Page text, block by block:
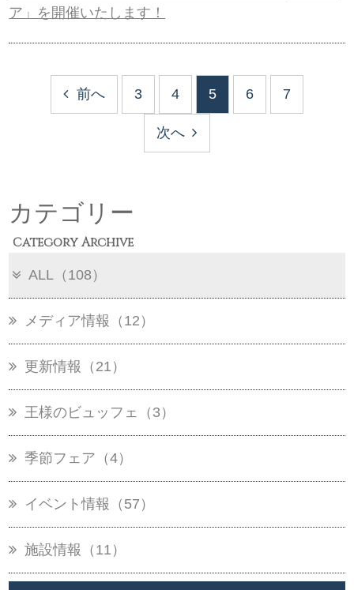
ア」を開催いたします！
前へ 3 4 5 6 7
次へ
カテゴリー
Category Archive
ALL（108）
メディア情報（12）
更新情報（21）
王様のビュッフェ（3）
季節フェア（4）
イベント情報（57）
施設情報（11）